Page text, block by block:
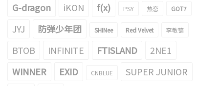
G-dragon iKON f(x) PSY 热恋 GOT7
JYJ 防弹少年团 SHINee Red Velvet 李敏镐
BTOB INFINITE FTISLAND
2NE1
WINNER
EXID CNBLUE SUPER JUNIOR